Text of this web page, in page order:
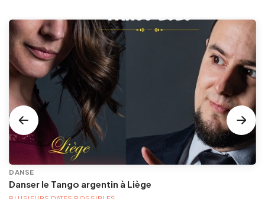
DANSE
Danser le Tango argentin à Liège